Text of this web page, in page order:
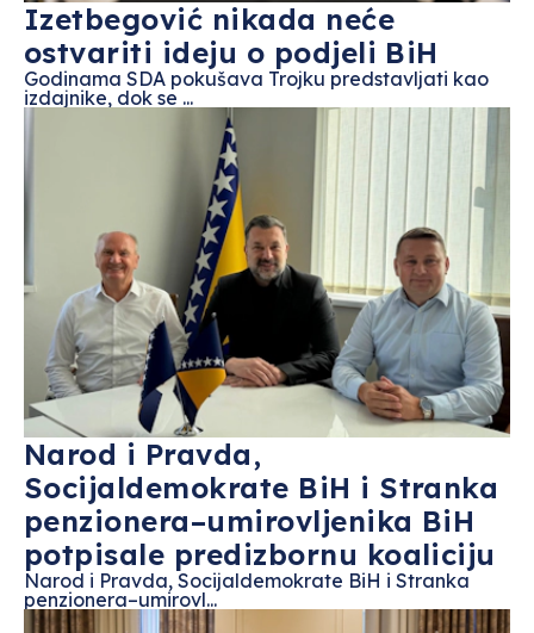
Izetbegović nikada neće
ostvariti ideju o podjeli BiH
Godinama SDA pokušava Trojku predstavljati kao
izdajnike, dok se ...
Narod i Pravda,
Socijaldemokrate BiH i Stranka
penzionera–umirovljenika BiH
potpisale predizbornu koaliciju
Narod i Pravda, Socijaldemokrate BiH i Stranka
penzionera–umirovl...